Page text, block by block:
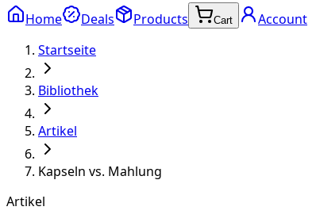
Home Deals Products Cart
Account
Startseite
Bibliothek
Artikel
Kapseln vs. Mahlung
Artikel